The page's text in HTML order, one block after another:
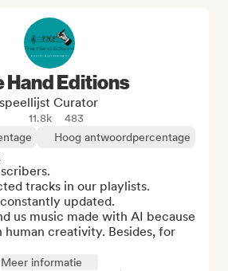
Hand Editions
Curator
11.8k
483
Hoog antwoordpercentage
tracks in our playlists.
updated.
us music made with AI because
creativity. Besides, for
Meer informatie